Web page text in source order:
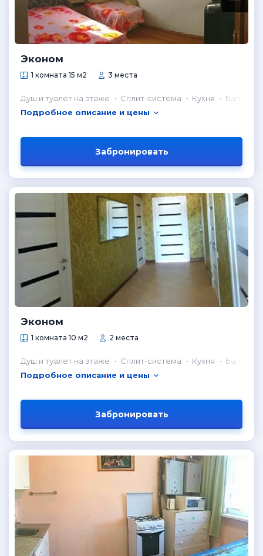
Эконом
1 комната 15 м2 3 места
Душ и туалет на этаже Сплит-система Кухня
Балкон
Подробное описание и цены
Забронировать
Эконом
1 комната 10 м2 2 места
Душ и туалет на этаже Сплит-система Кухня
Балкон
Подробное описание и цены
Забронировать